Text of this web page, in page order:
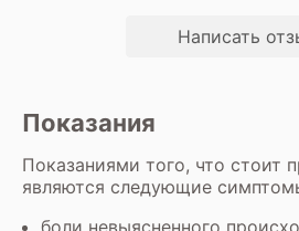
Написать
Показания
Показаниями того, что стоит
являются следующие
боли невыясненного